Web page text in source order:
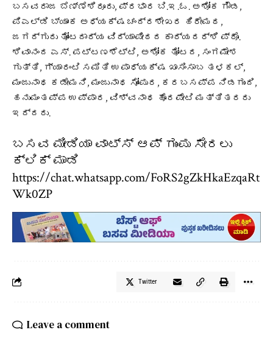
ಬಸವರಾಜ ಬೆಣ್ಣೆಶಿರೂರು, ಪ್ರಭಾರ ಬಿ.ಇ.ಓ. ಅಶೋಕ ಗೌಡ,
ಪಿಎಲ್‌ಡಿ ಬ್ಯಾಂಕ ಅಧ್ಯಕ್ಷ ಚಂದ್ರಶೇಖರ ಹಿರೇಮಠ,
ಜಗದ್ಗುರು ತೋಂಟದಾರ‍್ಯ ವಿದ್ಯಾಪೀಠದ ಕಾರ್ಯದರ್ಶಿ ಪ್ರೊ.
ಶಿವಾನಂದ ಎಸ್. ಪಟ್ಟಣಶೆಟ್ಟಿ, ಅಶೋಕ ತೋಟದ, ಸಂಗಮೇಶ
ಗುತ್ತಿ, ಗ್ಯಾರಂಟಿ ಸಮಿತಿ ಉಪಾಧ್ಯಕ್ಷ ಖಾಸಿಂಸಾಬ ತಳಕಲ್,
ಮಂಜುನಾಥ ಕಡೇಮನಿ, ಮಂಜುನಾಥ ಸೋಂಪುರ, ಕರಬಸಪ್ಪ ನಿಡಗುಂದಿ,
ಹನುಮಂತಪ್ಪ ಉಪ್ಪಾರ, ವಿಶ್ವನಾಥ ಹೊರಪೇಟಿ ಮತ್ತಿತರರು
ಇದ್ದರು.
ಬಸವ ಮೀಡಿಯಾ ವಾಟ್ಸ್ ಆಪ್ ಗುಂಪು ಸೇರಲು
ಕ್ಲಿಕ್ ಮಾಡಿ
https://chat.whatsapp.com/FoRS2gZkHkaEzqaRt
Wk0ZP
Twitter
Leave a comment